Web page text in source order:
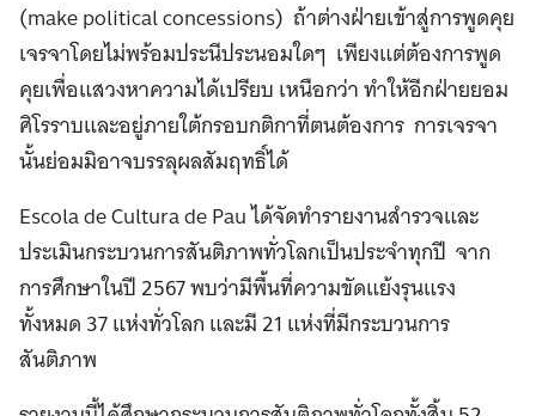
(make political concessions) ถ้าต่างฝ่ายเข้าสู่การพูดคุย
เจรจาโดยไม่พร้อมประนีประนอมใดๆ เพียงแต่ต้องการพูด
คุยเพื่อแสวงหาความได้เปรียบ เหนือกว่า ทำให้อีกฝ่ายยอม
ศิโรราบและอยู่ภายใต้กรอบกติกาที่ตนต้องการ การเจรจา
นั้นย่อมมิอาจบรรลุผลสัมฤทธิ์ได้
Escola de Cultura de Pau ได้จัดทำรายงานสำรวจและ
ประเมินกระบวนการสันติภาพทั่วโลกเป็นประจำทุกปี จาก
การศึกษาในปี 2567 พบว่ามีพื้นที่ความขัดแย้งรุนแรง
ทั้งหมด 37 แห่งทั่วโลก และมี 21 แห่งที่มีกระบวนการ
สันติภาพ